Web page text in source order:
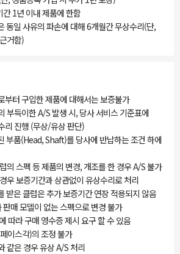
1년 이내 제품에 한함
동일 사유의 파손에 대해 6개월간 무상수리(단,
거함)
부터 구입한 제품에 대해서는 보증불가
부득이한 A/S 발생 시, 당사 서비스 기준표에
리 진행 (무상/유상 판단)
부품(Head, Shaft)를 당사에 반납하는 조건 하에
의 스펙 등 제품의 변경, 개조를 한 경우 A/S 불가
우 보증기간과 상관없이 유상수리로 처리
받은 클럽은 추가 보증기간 연장 적용되지 않음
매 모델이 없는 스펙으로 변경 불가
따라 구매 영수증 제시 요구 할 수 있음
이스각)의 조정 불가
같은 경우 유상 A/S 처리